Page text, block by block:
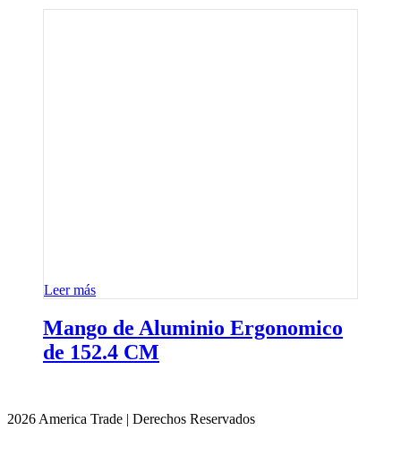
Leer más
Mango de Aluminio Ergonomico
de 152.4 CM
2026 America Trade | Derechos Reservados